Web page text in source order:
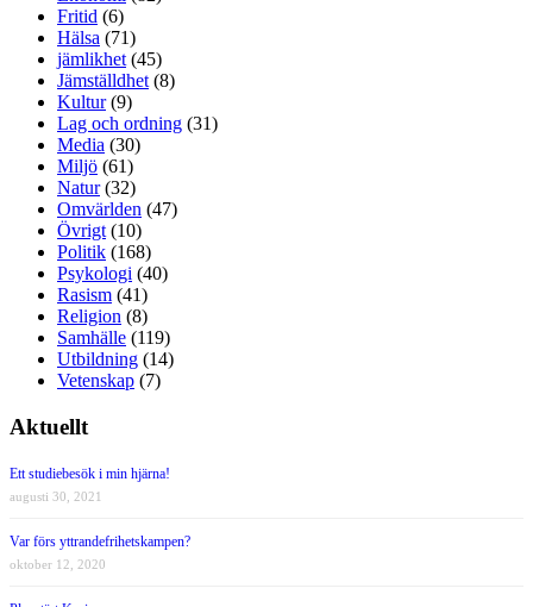
Fritid (6)
Hälsa (71)
jämlikhet (45)
Jämställdhet (8)
Kultur(9)
Lag och ordning (31)
Media (30)
Miljö (61)
Natur(32)
Omvärlden (47)
Övrigt (10)
Politik (168)
Psykologi (40)
Rasism (41)
Religion (8)
Samhälle (119)
Utbildning (14)
Vetenskap (7)
Aktuellt
Ett studiebesök i min hjärna!
augusti 30, 2021
Var förs yttrandefrihetskampen?
oktober 12, 2020